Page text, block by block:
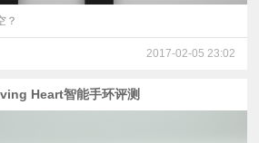
？
2017-02-05 23:02
Heart智能手环评测